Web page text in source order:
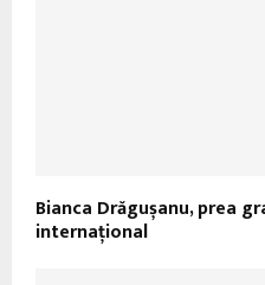
Bianca Drăgușanu, prea
internaţional